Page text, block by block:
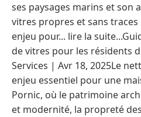
ses paysages marins et son
vitres propres et sans
enjeu pour... lire la
de vitres pour les résidents
Services | Avr 18, 2025Le
enjeu essentiel pour une
Pornic, où le patrimoine
et modernité, la propreté